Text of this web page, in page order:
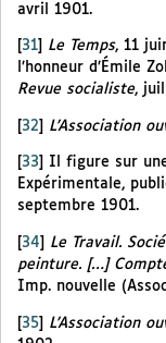
avril 1901.
31 Le Temps, 11
l’honneur d’Émile
Revue socialiste,
[32] L’Association
33
Il figure sur
Expérimentale,
septembre 1901.
34
Le Travail.
peinture. […]
Imp. nouvelle
[35] L’Association